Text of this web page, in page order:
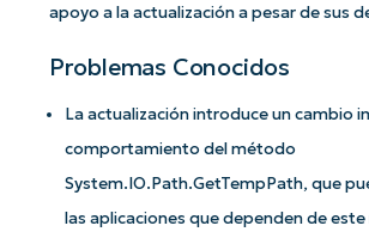
apoyo a la actualización a pesar de sus
Problemas Conocidos
La actualización introduce un cambio
comportamiento del método
System.IO.Path.GetTempPath, que
las aplicaciones que dependen de